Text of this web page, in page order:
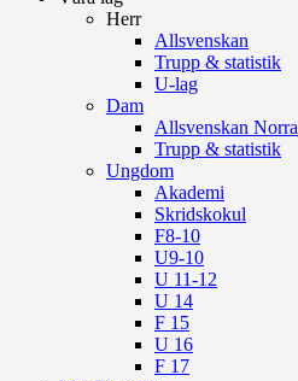
Herr
Allsvenskan
Trupp & statistik
U-lag
Dam
Allsvenskan Norra
Trupp & statistik
Ungdom
Akademi
Skridskokul
F8-10
U9-10
U 11-12
U 14
F 15
U 16
F 17